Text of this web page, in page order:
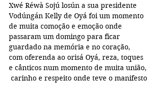
Xwé Réwà Sojú losún a sua presidente
Vodúngán Kelly de Oyá foi um momento
de muita comoção e emoção onde
passaram um domingo para ficar
guardado na memória e no coração,
com oferenda ao orisá Oyá, reza, toques
e cânticos num momento de muita união,
carinho e respeito onde teve o manifesto